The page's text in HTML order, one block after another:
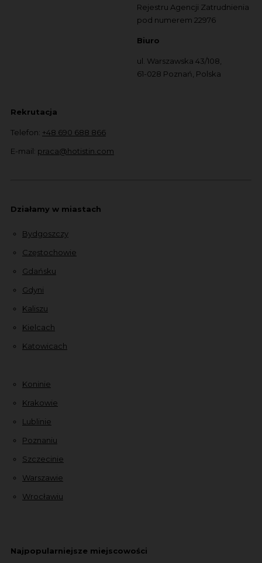
Rejestru Agencji Zatrudnienia
pod numerem 22976
Biuro
ul. Warszawska 43/108,
61-028 Poznań, Polska
Rekrutacja
Telefon: +48 690 688 866
E-mail: praca@hotistin.com
Działamy w miastach
Bydgoszczy
Częstochowie
Gdańsku
Gdyni
Kaliszu
Kielcach
Katowicach
Koninie
Krakowie
Lublinie
Poznaniu
Szczecinie
Warszawie
Wrocławiu
Najpopularniejsze miejscowości